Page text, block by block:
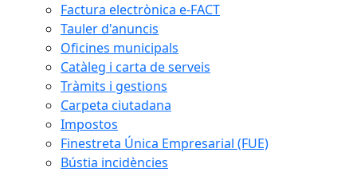
Factura electrònica e-FACT
Tauler d'anuncis
Oficines municipals
Catàleg i carta de serveis
Tràmits i gestions
Carpeta ciutadana
Impostos
Finestreta Única Empresarial (FUE)
Bústia incidències